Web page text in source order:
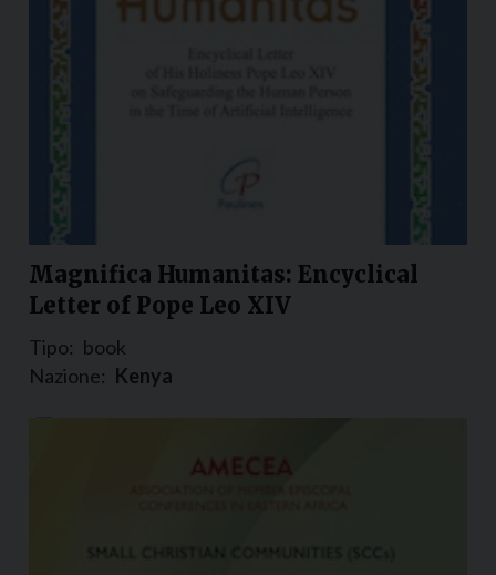
Magnifica Humanitas: Encyclical
Letter of Pope Leo XIV
Tipo: book
Nazione: Kenya